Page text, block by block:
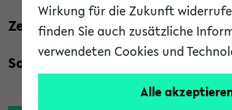
Zeiten
Sonstiges
Wirkung für die Zukunft
finden Sie auch zusätzliche
verwendeten Cookies und
Alle